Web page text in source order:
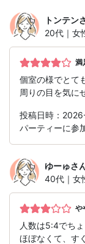
トンテン
20代｜女
満
個室の様でとて
周りの目を気に
投稿日時：
パーティーに参
ゆーゅさ
40代｜女
や
人数は5:4でち
ほぼなくて、す